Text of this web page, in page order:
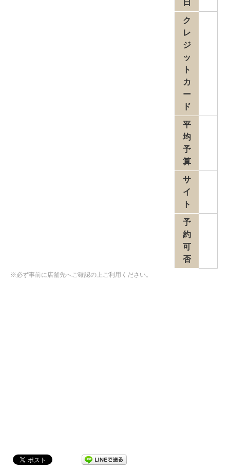
日
ク
レ
ジ
ッ
ト
カ
ー
ド
平
均
予
算
サ
イ
ト
予
約
可
否
※必ず事前に店舗先へご確認の上ご利用ください。